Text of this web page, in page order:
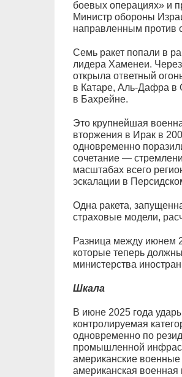
боевых операциях» и
Министр обороны
направленным против
Семь ракет попали в
лидера Хаменеи.
открыла ответный
в Катаре, Аль-Дафра в
в Бахрейне.
Это крупнейшая
вторжения в Ирак в
одновременно
сочетание —
масштабах всего
эскалации в
Одна ракета,
страховые модели,
Разница между июнем
которые теперь
министерства
Шкала
В июне 2025 года
контролируемая
одновременно по
промышленной
американские
американская военная